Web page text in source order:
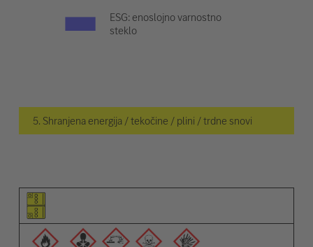
ESG: enoslojno varnostno
steklo
5. Shranjena energija / tekočine / plini / trdne snovi
Piktogram elementa
Piktogrami opozoril
Opis